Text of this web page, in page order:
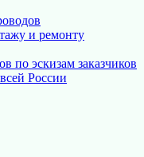
и ремонту
по эскизам заказчиков
России